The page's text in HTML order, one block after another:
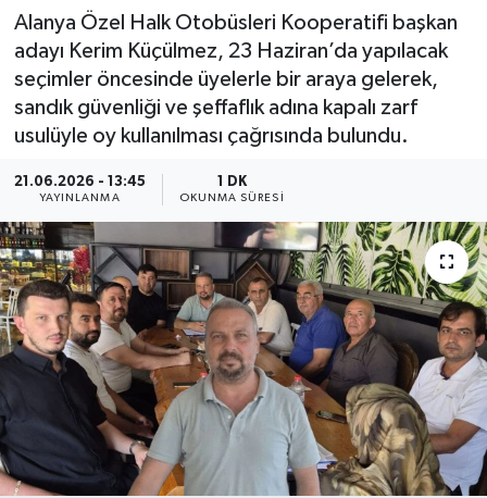
Alanya Özel Halk Otobüsleri Kooperatifi başkan
adayı Kerim Küçülmez, 23 Haziran’da yapılacak
seçimler öncesinde üyelerle bir araya gelerek,
sandık güvenliği ve şeffaflık adına kapalı zarf
usulüyle oy kullanılması çağrısında bulundu.
21.06.2026 - 13:45
YAYINLANMA
1 DK
OKUNMA SÜRESI
Ekonomi
Gazipaşa
Haber Arşivi